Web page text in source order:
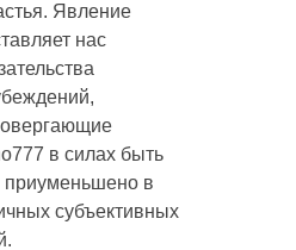
Явление
нас
в силах быть
в
субъективных